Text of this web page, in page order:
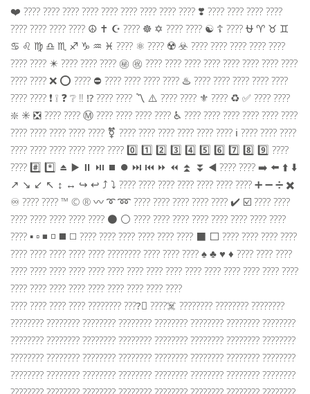
❤️ ???? ???? ???? ???? ???? ???? ???? ???? ???? ❣️ ???? ???? ???? ????
???? ???? ???? ???? ☮️ ✝️ ☪️ ???? ☸️ ✡️ ???? ???? ☯️ ☦️ ???? ⛎ ♈️ ♉️ ♊️
♋️ ♌️ ♍️ ♎️ ♏️ ♐️ ♑️ ♒️ ♓️ ???? ⚛️ ???? ☢️ ☣️ ???? ???? ???? ????️ ????
???? ????️ ✴️ ???? ???? ???? ㊙️ ㊗️ ???? ???? ???? ???? ????️ ????️ ???? ????
????️ ???? ❌ ⭕️ ???? ⛔️ ???? ???? ???? ???? ♨️ ???? ???? ???? ???? ????
???? ???? ❗️ ❕ ❓ ❔ ‼️ ⁉️ ???? ???? 〽️ ⚠️ ???? ???? ⚜️ ???? ♻️ ✅ ????️ ????
❇️ ✳️ ❎ ???? ???? Ⓜ️ ???? ???? ???? ???? ♿️ ????️ ???? ???? ????️ ???? ????
???? ???? ???? ???? ???? ⚧ ???? ???? ???? ???? ???? ???? ℹ️ ???? ???? ????
???? ???? ???? ???? ???? ???? 0️⃣ 1️⃣ 2️⃣ 3️⃣ 4️⃣ 5️⃣ 6️⃣ 7️⃣ 8️⃣ 9️⃣ ????
???? #️⃣ *️⃣ ⏏️ ▶️ ⏸ ⏯ ⏹ ⏺ ⏭ ⏮ ⏩ ⏪ ⏫ ⏬ ◀️ ???? ???? ➡️ ⬅️ ⬆️ ⬇️
↗️ ↘️ ↙️ ↖️ ↕️ ↔️ ↪️ ↩️ ⤴️ ⤵️ ???? ???? ???? ???? ???? ???? ???? ➕ ➖ ➗ ✖️
♾ ???? ???? ™️ ©️ ®️ 〰️ ➰ ➿ ???? ???? ???? ???? ???? ✔️ ☑️ ???? ????
???? ???? ???? ???? ???? ⚫️ ⚪️ ???? ???? ???? ???? ???? ???? ???? ????
???? ▪️ ▫️ ◾️ ◽️ ◼️ ◻️ ???? ???? ???? ???? ???? ???? ⬛️ ⬜️ ???? ???? ???? ????
???? ???? ???? ???? ???? ????‍???? ???? ???? ???? ♠️ ♣️ ♥️ ♦️ ???? ???? ????️
???? ???? ???? ???? ???? ???? ???? ???? ???? ???? ???? ???? ???? ???? ????
???? ???? ???? ???? ???? ???? ???? ???? ????
????️ ???? ???? ???? ????️‍???? ????️‍⚧️ ????‍☠️ ???????? ???????? ????????
???????? ???????? ???????? ???????? ???????? ???????? ???????? ????????
???????? ???????? ???????? ???????? ???????? ???????? ???????? ????????
???????? ???????? ???????? ???????? ???????? ???????? ???????? ????????
???????? ???????? ???????? ???????? ???????? ???????? ???????? ????????